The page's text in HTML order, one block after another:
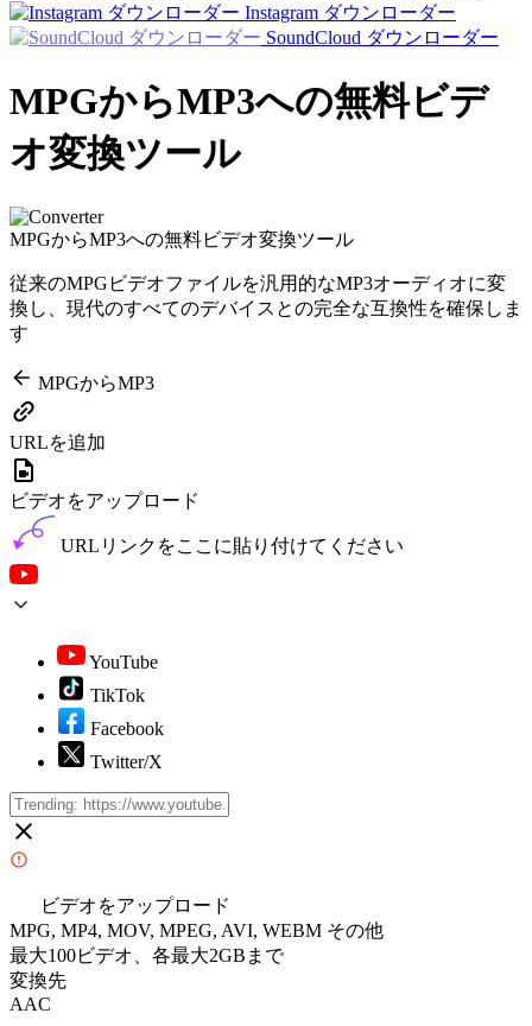
Instagram ダウンローダー
SoundCloud ダウンローダー
MPGからMP3への無料ビデ
オ変換ツール
MPGからMP3への無料ビデオ変換ツール
従来のMPGビデオファイルを汎用的なMP3オーディオに変
換し、現代のすべてのデバイスとの完全な互換性を確保しま
す
MPGからMP3
URLを追加
ビデオをアップロード
URLリンクをここに貼り付けてください
YouTube
TikTok
Facebook
Twitter/X
ビデオをアップロード
MPG, MP4, MOV, MPEG, AVI, WEBM その他
最大100ビデオ、各最大2GBまで
変換先
AAC